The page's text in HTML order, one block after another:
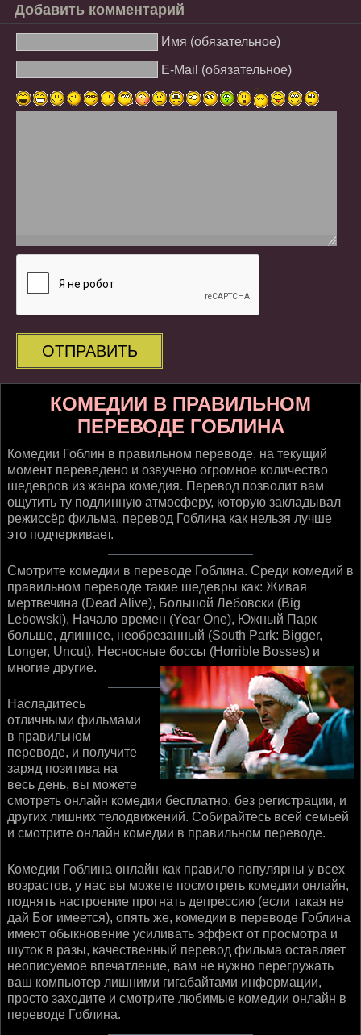
Добавить комментарий
Имя (обязательное)
E-Mail (обязательное)
ОТПРАВИТЬ
КОМЕДИИ В ПРАВИЛЬНОМ
ПЕРЕВОДЕ ГОБЛИНА
Комедии Гоблин в правильном переводе, на текущий
момент переведено и озвучено огромное количество
шедевров из жанра комедия. Перевод позволит вам
ощутить ту подлинную атмосферу, которую закладывал
режиссёр фильма, перевод Гоблина как нельзя лучше
это подчеркивает.
Смотрите комедии в переводе Гоблина. Среди комедий в
правильном переводе такие шедевры как: Живая
мертвечина (Dead Alive), Большой Лебовски (Big
Lebowski), Начало времен (Year One), Южный Парк
больше, длиннее, необрезанный (South Park: Bigger,
Longer, Uncut), Несносные боссы (Horrible Bosses) и
многие другие.
Насладитесь
отличными фильмами
в правильном
переводе, и получите
заряд позитива на
весь день, вы можете
смотреть онлайн комедии бесплатно, без регистрации, и
других лишних телодвижений. Собирайтесь всей семьей
и смотрите онлайн комедии в правильном переводе.
Комедии Гоблина онлайн как правило популярны у всех
возрастов, у нас вы можете посмотреть комедии онлайн,
поднять настроение прогнать депрессию (если такая не
дай Бог имеется), опять же, комедии в переводе Гоблина
имеют обыкновение усиливать эффект от просмотра и
шуток в разы, качественный перевод фильма оставляет
неописуемое впечатление, вам не нужно перегружать
ваш компьютер лишними гигабайтами информации,
просто заходите и смотрите любимые комедии онлайн в
переводе Гоблина.